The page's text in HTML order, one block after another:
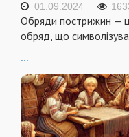
01.09.2024
Обряди пострижин —
обряд, що